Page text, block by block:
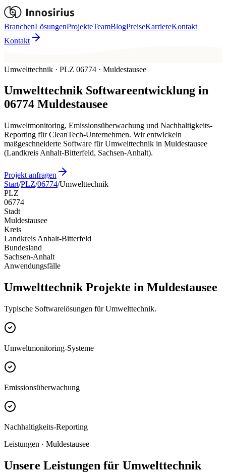
BranchenLösungenProjekteTeamBlogPreiseKarriereKontakt
Kontakt
Umwelttechnik · PLZ 06774 · Muldestausee
UmwelttechnikSoftwareentwicklung in
06774 Muldestausee
Umweltmonitoring, Emissionsüberwachung und Nachhaltigkeits-
Reporting für CleanTech-Unternehmen. Wir entwickeln
maßgeschneiderte Software für Umwelttechnik in Muldestausee
(Landkreis Anhalt-Bitterfeld, Sachsen-Anhalt).
Projekt anfragen
Start/PLZ/06774/Umwelttechnik
PLZ
06774
Stadt
Muldestausee
Kreis
Landkreis Anhalt-Bitterfeld
Bundesland
Sachsen-Anhalt
Anwendungsfälle
Umwelttechnik Projekte in Muldestausee
Typische Softwarelösungen für Umwelttechnik.
Umweltmonitoring-Systeme
Emissionsüberwachung
Nachhaltigkeits-Reporting
Leistungen · Muldestausee
Unsere Leistungen für Umwelttechnik